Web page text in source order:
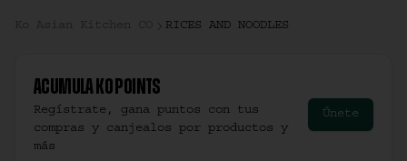
Ko Asian Kitchen CO RICES AND NOODLES
Acumula Ko Points
Regístrate, gana puntos con tus
compras y canjealos por productos y
más
Únete